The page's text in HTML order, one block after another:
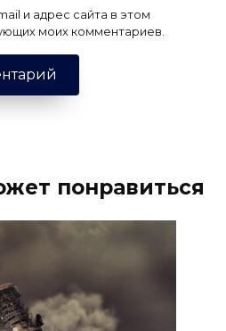
и адрес сайта в этом
моих комментариев.
понравиться